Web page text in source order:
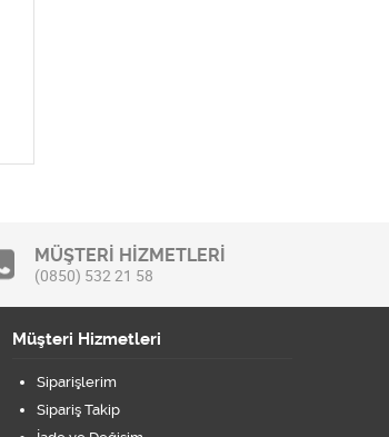
MÜŞTERİ HİZMETLERİ
(0850) 532 21 58
Müşteri Hizmetleri
Siparişlerim
Sipariş Takip